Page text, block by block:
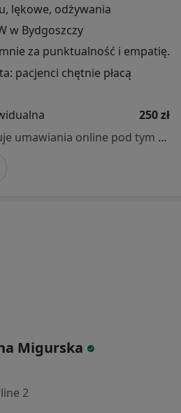
lękowe, odżywania
w Bydgoszczy
za punktualność i empatię.
pacjenci chętnie płacą
250 zł
Specjalista nie oferuje umawiania online pod tym adresem.
Migurska
2